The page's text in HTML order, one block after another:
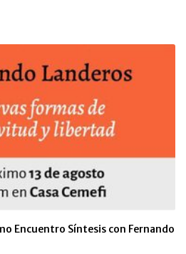
Encuentro Síntesis con Fernando